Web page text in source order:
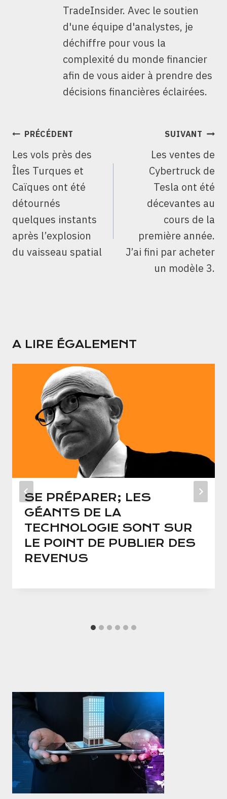
TradeInsider. Avec le soutien
d'une équipe d'analystes, je
déchiffre pour vous la
complexité du monde financier
afin de vous aider à prendre des
décisions financières éclairées.
NAVIGATION
L’ARTICLE
PRÉCÉDENT
Les vols près des
Îles Turques et
Caïques ont été
détournés
quelques instants
après l’explosion
du vaisseau spatial
SUIVANT
Les ventes de
Cybertruck de
Tesla ont été
décevantes au
cours de la
première année.
J’ai fini par acheter
un modèle 3.
A LIRE ÉGALEMENT
SE PRÉPARER; LES
GÉANTS DE LA
TECHNOLOGIE SONT SUR
LE POINT DE PUBLIER DES
REVENUS